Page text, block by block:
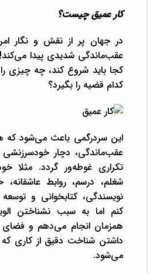
کار عمیق چیست؟
در جهان پر از نقش و نگار
عقب‌ماندگی شدیدی پیدا می‌کند!
کجا باید شروع کند، چه چیزی
کدام قضیه را بگیرد؟
این سردرگمی باعث می‌شود که
عقب‌ماندگی، دچار
تکراری غوطه‌ور گردد. مثلا
شغلم، درسم، روابط عاشقانه،
نویسندگی، کتابخوانی و
کنم اما به سبب نشناختن
همزمان انجام می‌دهم و فضای
داشتن شناخت دقیق از کاری
می‌شود.